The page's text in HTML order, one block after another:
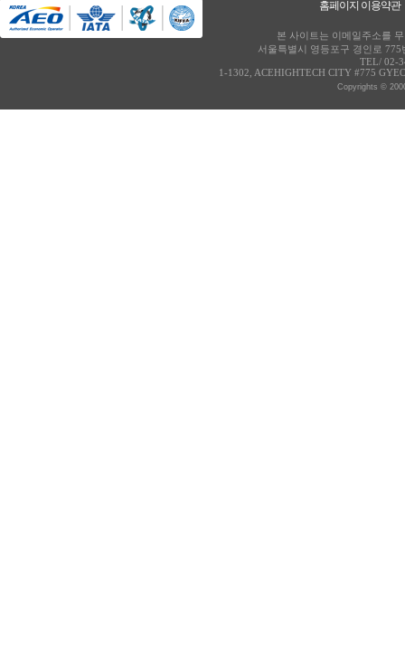
홈페이지 이용약관
본 사이트는 이메일주소를
서울특별시 영등포구 경인로
TEL/ 02-
1-1302, ACEHIGHTECH CITY #775
Copyrights ©